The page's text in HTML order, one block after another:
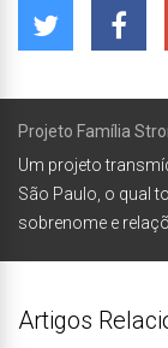
Projeto Família
Um projeto
São Paulo, o qual
sobrenome e
Artigos